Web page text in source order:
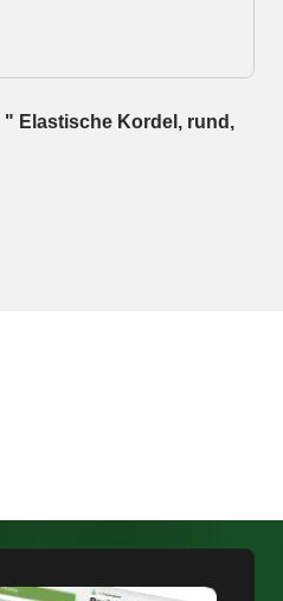
Elastische Kordel, rund,